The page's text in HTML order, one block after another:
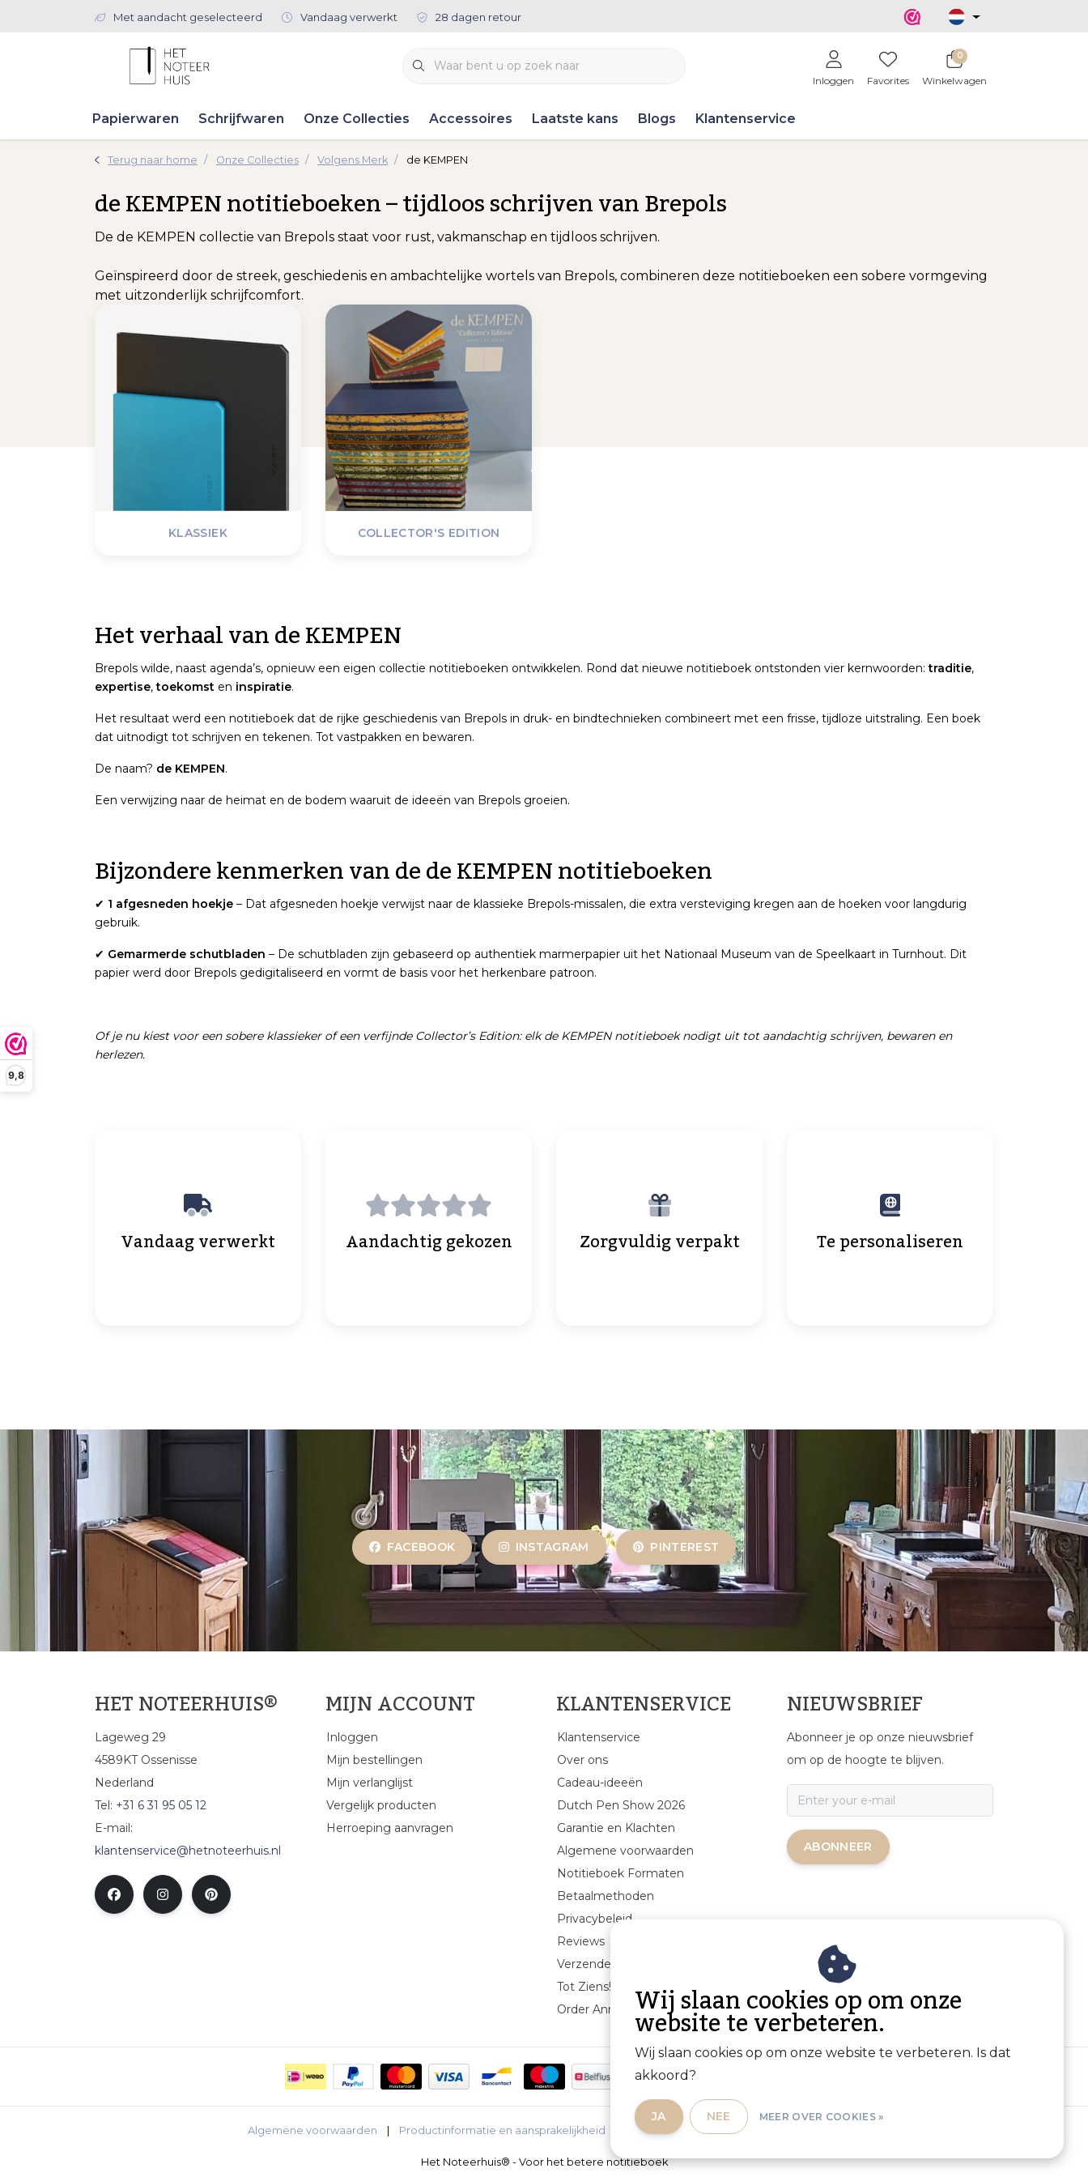
9,8
Met aandacht geselecteerd Vandaag verwerkt 28 dagen retour
Inloggen Favorites
0
Winkelwagen
Papierwaren Schrijfwaren Onze Collecties Accessoires Laatste kans Blogs Klantenservice
Terug naar home Onze Collecties Volgens Merk de KEMPEN
de KEMPEN notitieboeken – tijdloos schrijven van Brepols
De de KEMPEN collectie van Brepols staat voor rust, vakmanschap en tijdloos schrijven.
Geïnspireerd door de streek, geschiedenis en ambachtelijke wortels van Brepols, combineren deze notitieboeken een sobere vormgeving
met uitzonderlijk schrijfcomfort.
KLASSIEK COLLECTOR'S EDITION
Het verhaal van de KEMPEN
Brepols wilde, naast agenda’s, opnieuw een eigen collectie notitieboeken ontwikkelen. Rond dat nieuwe notitieboek ontstonden vier kernwoorden:traditie,
expertise,toekomst en inspiratie.
Het resultaat werd een notitieboek dat de rijke geschiedenis van Brepols in druk- en bindtechnieken combineert met een frisse, tijdloze uitstraling. Een boek
dat uitnodigt tot schrijven en tekenen. Tot vastpakken en bewaren.
De naam? de KEMPEN.
Een verwijzing naar de heimat en de bodem waaruit de ideeën van Brepols groeien.
Bijzondere kenmerken van de de KEMPEN notitieboeken
✔ 1 afgesneden hoekje – Dat afgesneden hoekje verwijst naar de klassieke Brepols-missalen, die extra versteviging kregen aan de hoeken voor langdurig
gebruik.
✔ Gemarmerde schutbladen – De schutbladen zijn gebaseerd op authentiek marmerpapier uit het Nationaal Museum van de Speelkaart in Turnhout. Dit
papier werd door Brepols gedigitaliseerd en vormt de basis voor het herkenbare patroon.
Of je nu kiest voor een sobere klassieker of een verfijnde Collector’s Edition: elk de KEMPEN notitieboek nodigt uit tot aandachtig schrijven, bewaren en
herlezen.
Vandaag verwerkt Aandachtig gekozen Zorgvuldig verpakt Te personaliseren
FACEBOOK INSTAGRAM PINTEREST
HET NOTEERHUIS®
Lageweg 29
4589KT Ossenisse
Nederland
Tel: +31 6 31 95 05 12
E-mail:
klantenservice@hetnoteerhuis.nl
MIJN ACCOUNT
Inloggen
Mijn bestellingen
Mijn verlanglijst
Vergelijk producten
Herroeping aanvragen
KLANTENSERVICE
Klantenservice
Over ons
Cadeau-ideeën
Dutch Pen Show 2026
Garantie en Klachten
Algemene voorwaarden
Notitieboek Formaten
Betaalmethoden
Privacybeleid
Reviews
Verzenden & retourneren
Tot Ziens!
Order Annuleren
NIEUWSBRIEF
Abonneer je op onze nieuwsbrief
om op de hoogte te blijven.
ABONNEER
Algemene voorwaarden Productinformatie en aansprakelijkheid Privacybeleid | Sitemap
Wij slaan cookies op om onze
website te verbeteren.
Wij slaan cookies op om onze website te verbeteren. Is dat
akkoord?
JA NEE MEER OVER COOKIES »